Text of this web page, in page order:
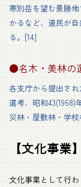
寒別岳を望む景勝
かるなど、道民が
る。[14]
●名木・美林の
各支庁から提出さ
選考、昭和43(1968)
災林・屋敷林・学
【文化事業
文化事業として行わ